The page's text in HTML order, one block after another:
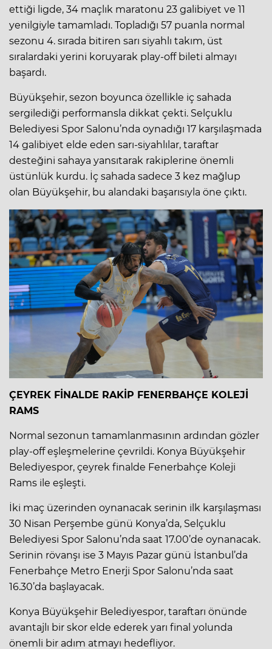
ettiği ligde, 34 maçlık maratonu 23 galibiyet ve 11
yenilgiyle tamamladı. Topladığı 57 puanla normal
sezonu 4. sırada bitiren sarı siyahlı takım, üst
sıralardaki yerini koruyarak play-off bileti almayı
başardı.
Büyükşehir, sezon boyunca özellikle iç sahada
sergilediği performansla dikkat çekti. Selçuklu
Belediyesi Spor Salonu’nda oynadığı 17 karşılaşmada
14 galibiyet elde eden sarı-siyahlılar, taraftar
desteğini sahaya yansıtarak rakiplerine önemli
üstünlük kurdu. İç sahada sadece 3 kez mağlup
olan Büyükşehir, bu alandaki başarısıyla öne çıktı.
ÇEYREK FİNALDE RAKİP FENERBAHÇE KOLEJİ
RAMS
Normal sezonun tamamlanmasının ardından gözler
play-off eşleşmelerine çevrildi. Konya Büyükşehir
Belediyespor, çeyrek finalde Fenerbahçe Koleji
Rams ile eşleşti.
İki maç üzerinden oynanacak serinin ilk karşılaşması
30 Nisan Perşembe günü Konya’da, Selçuklu
Belediyesi Spor Salonu’nda saat 17.00’de oynanacak.
Serinin rövanşı ise 3 Mayıs Pazar günü İstanbul’da
Fenerbahçe Metro Enerji Spor Salonu’nda saat
16.30’da başlayacak.
Konya Büyükşehir Belediyespor, taraftarı önünde
avantajlı bir skor elde ederek yarı final yolunda
önemli bir adım atmayı hedefliyor.